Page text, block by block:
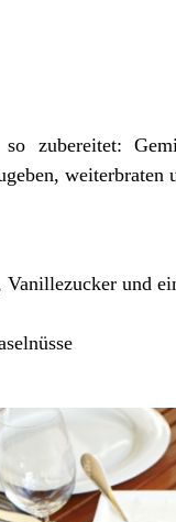
zubereitet:
Vanillezucker und